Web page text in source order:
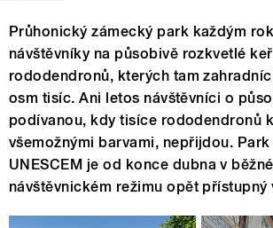
Průhonický zámecký park každým
návštěvníky na působivě rozkvetlé
rododendronů, kterých tam
osm tisíc. Ani letos návštěvníci o
podívanou, kdy tisíce rododendronů
všemožnými barvami, nepřijdou.
UNESCEM je od konce dubna v
návštěvnickém režimu opět přístupný